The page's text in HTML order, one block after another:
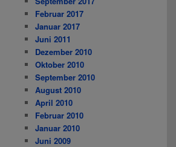
Februar 2017
Januar 2017
Juni 2011
Dezember 2010
Oktober 2010
September 2010
August 2010
April 2010
Februar 2010
Januar 2010
Juni 2009